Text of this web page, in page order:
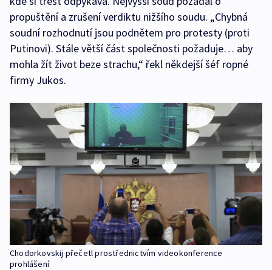
propuštění a zrušení verdiktu nižšího soudu. „Chybná
soudní rozhodnutí jsou podnětem pro protesty (proti
Putinovi). Stále větší část společnosti požaduje… aby
mohla žít život beze strachu,“ řekl někdejší šéf ropné
firmy Jukos.
Chodorkovskij přečetl prostřednictvím videokonference
prohlášení